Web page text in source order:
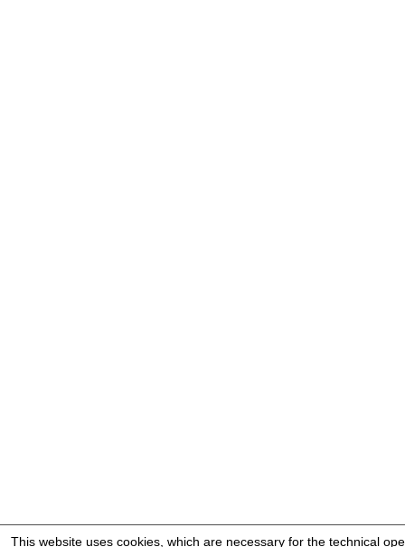
This website uses cookies, which are necessary for the technical